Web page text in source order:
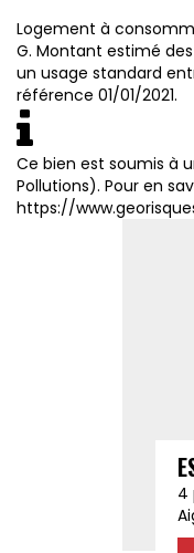
Logement à
G. Montant estimé
un usage standard
référence 01/01/2021.
Ce bien est soumis à
Pollutions). Pour en
https://
4